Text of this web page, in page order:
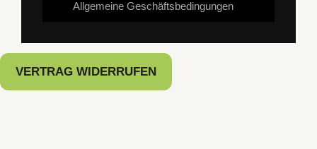
Allgemeine Geschäftsbedingungen
VERTRAG WIDERRUFEN